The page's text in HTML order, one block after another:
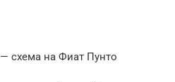
схема на Фиат Пунто